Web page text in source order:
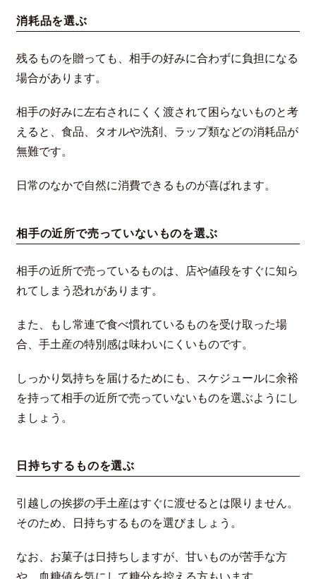
消耗品を選ぶ
残るものを贈っても、相手の好みに合わずに負担になる
場合があります。
相手の好みに左右されにくく渡されて困らないものと考
えると、食品、タオルや洗剤、ラップ類などの消耗品が
無難です。
日常のなかで自然に消費できるものが喜ばれます。
相手の近所で売っていないものを選ぶ
相手の近所で売っているものは、店や値段をすぐに知ら
れてしまう恐れがあります。
また、もし常連で食べ慣れているものを受け取った場
合、手土産の特別感は味わいにくいものです。
しっかり気持ちを届けるためにも、スケジュールに余裕
を持って相手の近所で売っていないものを選ぶようにし
ましょう。
日持ちするものを選ぶ
引越しの挨拶の手土産はすぐに渡せるとは限りません。
そのため、日持ちするものを選びましょう。
なお、お菓子は日持ちしますが、甘いものが苦手な方